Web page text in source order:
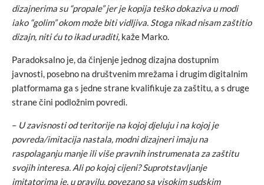
dizajnerima su “propale” jer je kopija teško dokaziva u modi
iako “golim” okom može biti vidljiva. Stoga nikad nisam zaštitio
dizajn, niti ću to ikad uraditi, kaže Marko.
Paradoksalno je, da činjenje jednog dizajna dostupnim
javnosti, posebno na društvenim mrežama i drugim digitalnim
platformama ga s jedne strane kvalifikuje za zaštitu, a s druge
strane čini podložnim povredi.
– U zavisnosti od teritorije na kojoj djeluju i na kojoj je
povreda/imitacija nastala, modni dizajneri imaju na
raspolaganju manje ili više pravnih instrumenata za zaštitu
svojih interesa. Ali po kojoj cijeni? Suprotstavljanje
imitatorima je, u pravilu, povezano sa visokim sudskim